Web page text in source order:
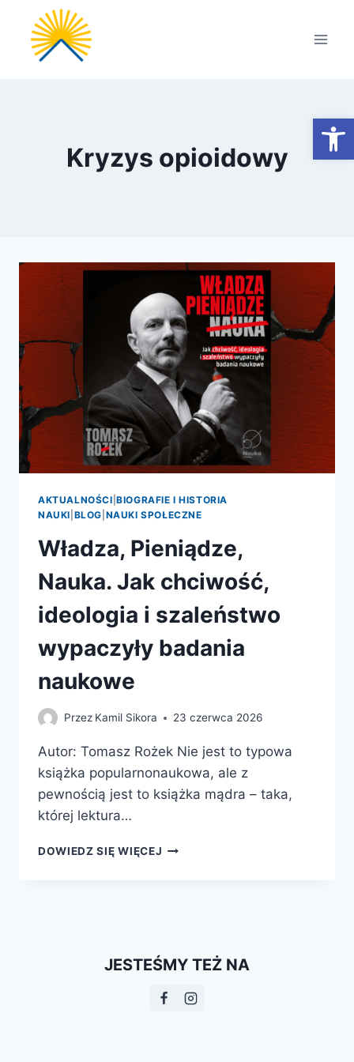
Przejdź
treści
Kryzys opioidowy
AKTUALNOŚCI |BIOGRAFIE I HISTORIA
NAUKI BLOG NAUKI SPOŁECZNE
Władza, Pieniądze,
Nauka. Jak chciwość,
ideologia i szaleństwo
wypaczyły badania
naukowe
Przez Kamil Sikora 23 czerwca 2026
Autor: Tomasz Rożek Nie jest to typowa
książka popularnonaukowa, ale z
pewnością jest to książka mądra – taka,
której lektura…
DOWIEDZ SIĘ WIĘCEJ WŁADZA,
SZALEŃSTWO
BADANIA
JESTEŚMY TEŻ NA